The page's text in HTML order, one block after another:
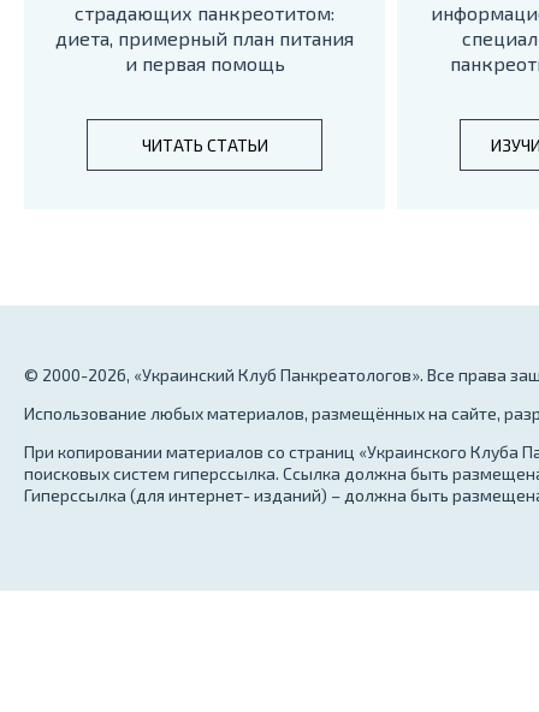
страдающих панкреотитом:
диета, примерный план питания
и первая помощь
ЧИТАТЬ СТАТЬИ
© 2000-2026, «Украинский Клуб Панкреатологов». Все права
Использование любых материалов, размещённых на сайте,
При копировании материалов со страниц «Украинского Клуба
поисковых систем гиперссылка. Ссылка должна быть
Гиперссылка (для интернет- изданий) – должна быть